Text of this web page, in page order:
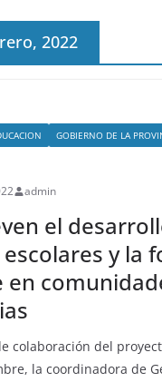
2022
GOBIERNO DE LA
admin
el
y la
en
colaboración del
la coordinadora de